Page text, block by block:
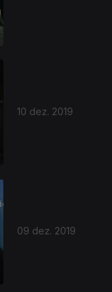
10 dez. 2019
09 dez. 2019